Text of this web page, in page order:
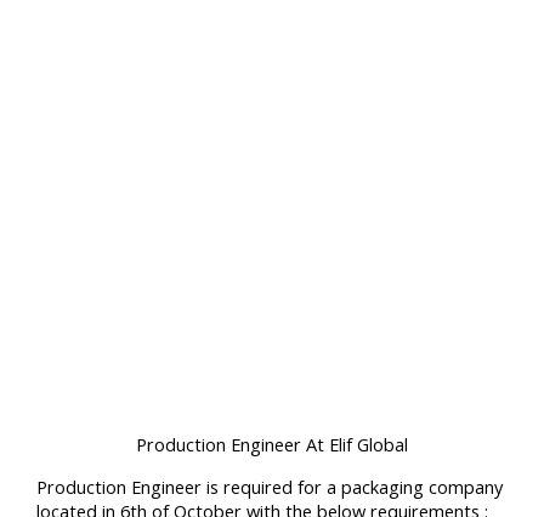
Production Engineer At Elif Global
Production Engineer is required for a packaging company
located in 6th of October with the below requirements :